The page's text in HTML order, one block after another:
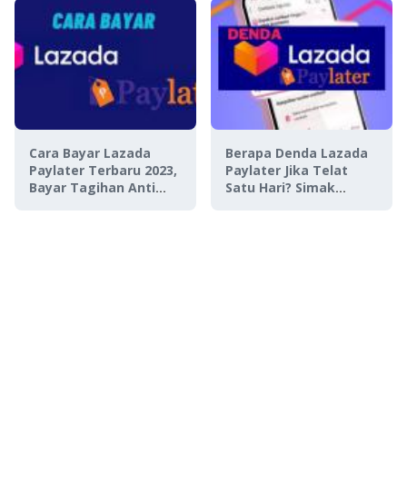
Cara Bayar Lazada
Paylater Terbaru 2023,
Bayar Tagihan Anti
Berapa Denda Lazada
Paylater Jika Telat
Satu Hari? Simak